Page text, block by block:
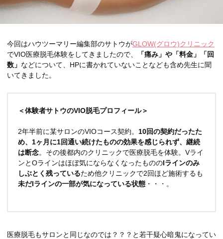
今回はハウツーマリー編集部のサトウがGLOW(グロウ)クリニック
でVIO医療脱毛体験をしてきましたので、
「痛み」や「料金」「回
数」 などについて、HPに書かれていないことなども含め先生に聞
いてきました。
＜体験者サトウのVIO脱毛プロフィール＞
2年半前に某サロンのVIOコース契約。 10回の契約だったた
め、1ヶ月に1回通い続けたものの効果を感じられず、継続
は断念。その後都内のクリニックで医療脱毛を体験。Vライ
ンとOラインはほぼ気にならなくなったもののIラインのみ
しぶとく残っているため他クリニックで2回ほど施術するも
未だIラインの一部が気になっている状態 ・・・。
医療脱毛もサロンと同じなのでは？？？と若干疑心暗鬼になってい